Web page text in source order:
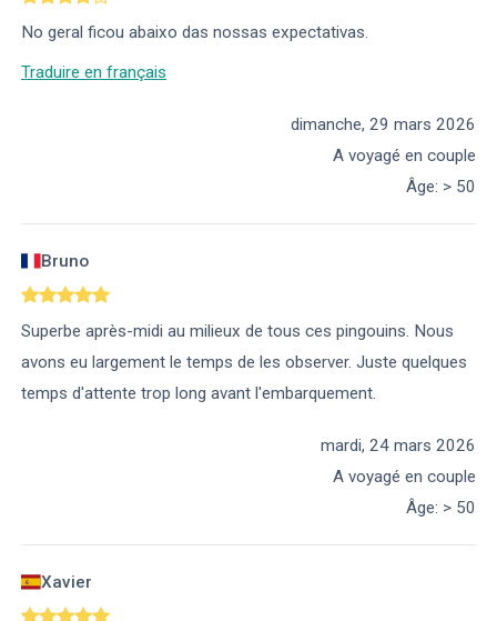
No geral ficou abaixo das nossas expectativas.
Traduire en français
dimanche, 29 mars 2026
A voyagé en couple
Âge: > 50
Bruno
Superbe après-midi au milieux de tous ces pingouins. Nous
avons eu largement le temps de les observer. Juste quelques
temps d'attente trop long avant l'embarquement.
mardi, 24 mars 2026
A voyagé en couple
Âge: > 50
Xavier